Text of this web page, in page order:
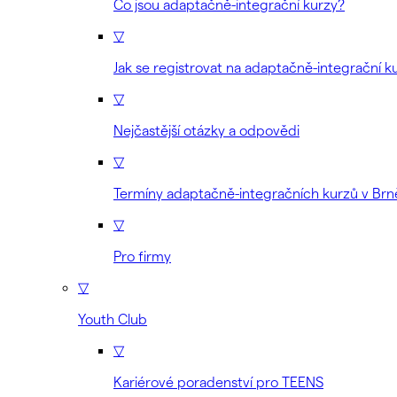
Co jsou adaptačně-integrační kurzy?
▽
Jak se registrovat na adaptačně-integrační
▽
Nejčastější otázky a odpovědi
▽
Termíny adaptačně-integračních kurzů v
▽
Pro firmy
▽
Youth Club
▽
Kariérové poradenství pro TEENS